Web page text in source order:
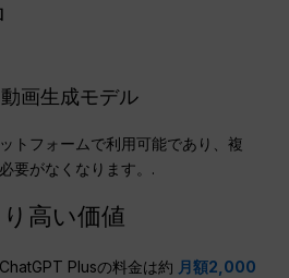
画生成モデル
トフォームで利用可能であり、複
要がなくなります。.
高い価値
Plusの料金は約 月額2,000